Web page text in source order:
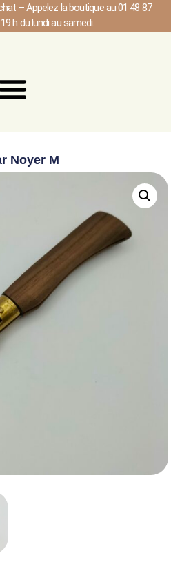
– Appelez la boutique au 01 48 87
h du lundi au samedi.
Noyer M